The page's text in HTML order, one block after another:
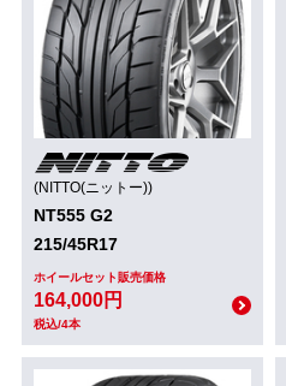
(NITTO(ニットー))
NT555 G2
215/45R17
ホイールセット販売価格
164,000円
税込/4本